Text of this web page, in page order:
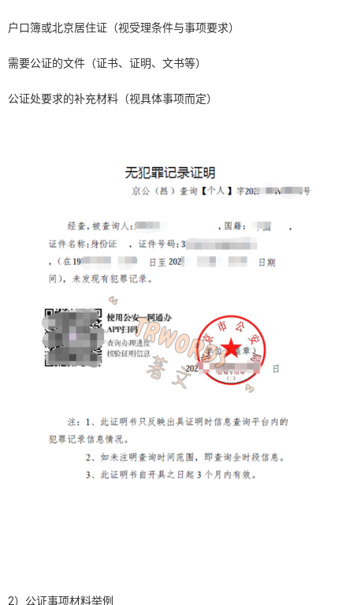
户口簿或北京居住证（视受理条件与事项要求）
需要公证的文件（证书、证明、文书等）
公证处要求的补充材料（视具体事项而定）
2）公证事项材料举例